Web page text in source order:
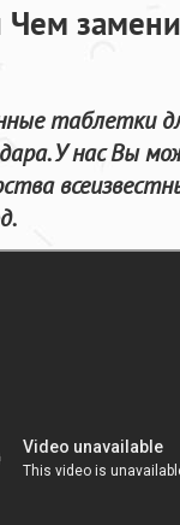
таблетки
У нас Вы